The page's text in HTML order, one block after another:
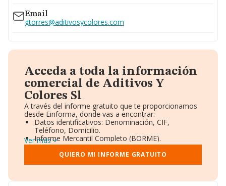
Email
gtorres@aditivosycolores.com
Acceda a toda la información
comercial de Aditivos Y
Colores Sl
A través del informe gratuito que te proporcionamos
desde Einforma, donde vas a encontrar:
Datos identificativos: Denominación, CIF,
Teléfono, Domicilio.
Informe Mercantil Completo (BORME).
Gráficos de Evolución Ventas y Empleados.
Consejo de Administración y Administradores.
Directivos y Ejecutivos.
Ver más
QUIERO MI INFORME GRATUITO